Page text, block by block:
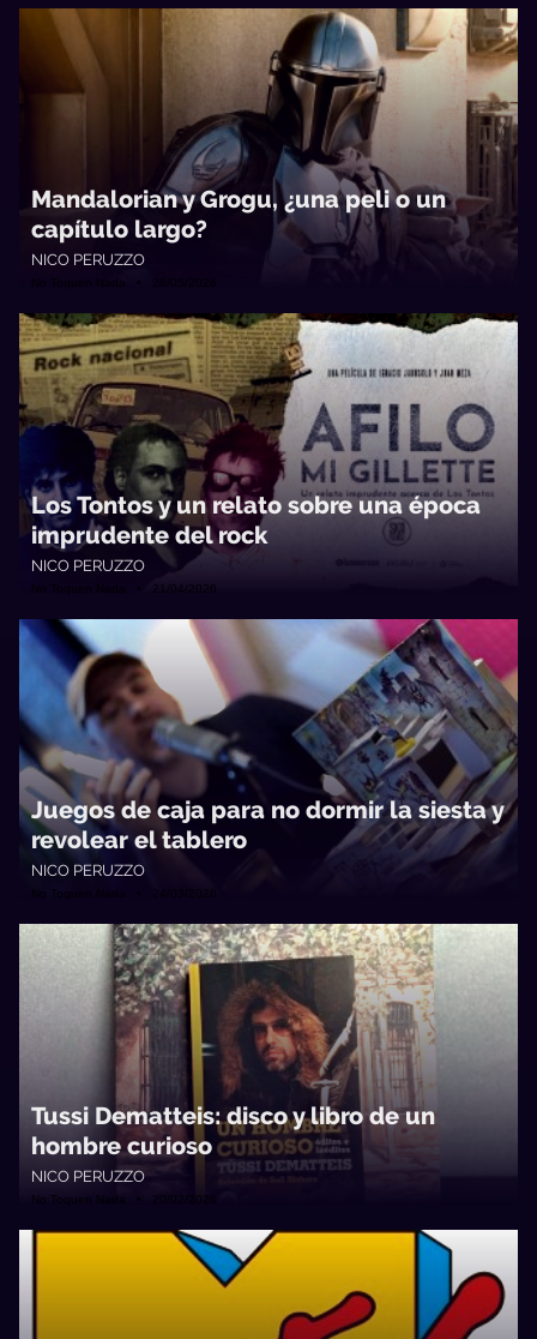
Mandalorian y Grogu, ¿una peli o un
capítulo largo?
NICO PERUZZO
No Toquen Nada • 28/05/2026
Los Tontos y un relato sobre una época
imprudente del rock
NICO PERUZZO
No Toquen Nada • 21/04/2026
Juegos de caja para no dormir la siesta y
revolear el tablero
NICO PERUZZO
No Toquen Nada • 24/03/2026
Tussi Dematteis: disco y libro de un
hombre curioso
NICO PERUZZO
No Toquen Nada • 20/02/2026